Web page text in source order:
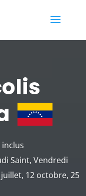
Saint, Vendredi
12 octobre, 25